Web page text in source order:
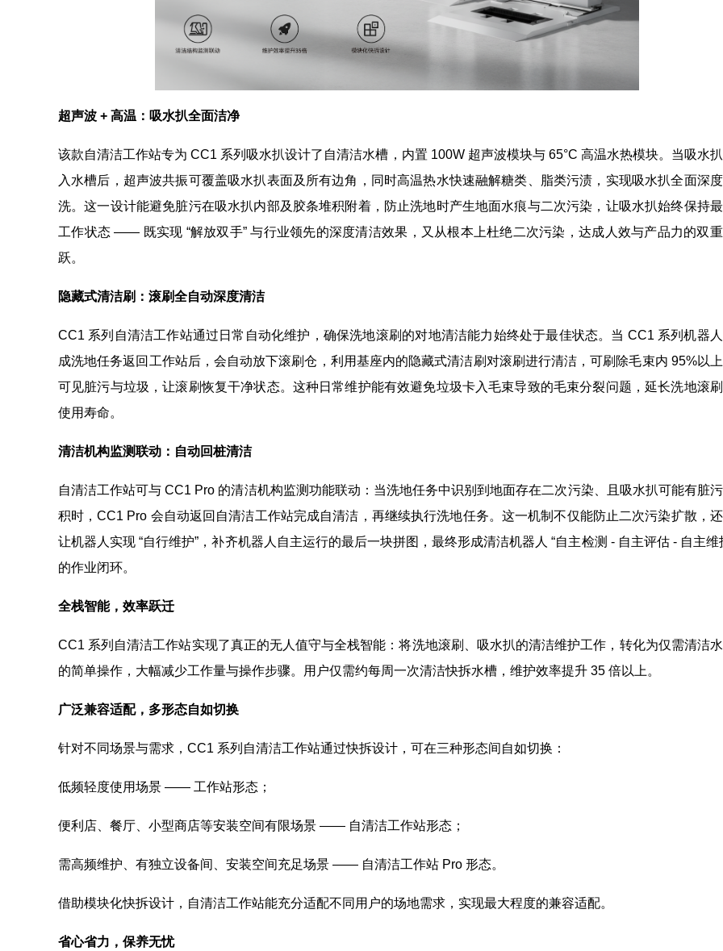
超声波 + 高温：吸水扒全面洁净
该款自清洁工作站专为 CC1 系列吸水扒设计了自清洁水槽，内置 100W 超声波模块与 65°C 高温水热模块。当吸水
入水槽后，超声波共振可覆盖吸水扒表面及所有边角，同时高温热水快速融解糖类、脂类污渍，实现吸水扒全面深
洗。这一设计能避免脏污在吸水扒内部及胶条堆积附着，防止洗地时产生地面水痕与二次污染，让吸水扒始终保持
工作状态 —— 既实现 “解放双手” 与行业领先的深度清洁效果，又从根本上杜绝二次污染，达成人效与产品力的双
跃。
隐藏式清洁刷：滚刷全自动深度清洁
CC1 系列自清洁工作站通过日常自动化维护，确保洗地滚刷的对地清洁能力始终处于最佳状态。当 CC1 系列机器
成洗地任务返回工作站后，会自动放下滚刷仓，利用基座内的隐藏式清洁刷对滚刷进行清洁，可刷除毛束内 95%以
可见脏污与垃圾，让滚刷恢复干净状态。这种日常维护能有效避免垃圾卡入毛束导致的毛束分裂问题，延长洗地滚
使用寿命。
清洁机构监测联动：自动回桩清洁
自清洁工作站可与 CC1 Pro 的清洁机构监测功能联动：当洗地任务中识别到地面存在二次污染、且吸水扒可能有脏
积时，CC1 Pro 会自动返回自清洁工作站完成自清洁，再继续执行洗地任务。这一机制不仅能防止二次污染扩散，
让机器人实现 “自行维护”，补齐机器人自主运行的最后一块拼图，最终形成清洁机器人 “自主检测 - 自主评估 - 自主维
的作业闭环。
全栈智能，效率跃迁
CC1 系列自清洁工作站实现了真正的无人值守与全栈智能：将洗地滚刷、吸水扒的清洁维护工作，转化为仅需清洁
的简单操作，大幅减少工作量与操作步骤。用户仅需约每周一次清洁快拆水槽，维护效率提升 35 倍以上。
广泛兼容适配，多形态自如切换
针对不同场景与需求，CC1 系列自清洁工作站通过快拆设计，可在三种形态间自如切换：
低频轻度使用场景 —— 工作站形态；
便利店、餐厅、小型商店等安装空间有限场景 —— 自清洁工作站形态；
需高频维护、有独立设备间、安装空间充足场景 —— 自清洁工作站 Pro 形态。
借助模块化快拆设计，自清洁工作站能充分适配不同用户的场地需求，实现最大程度的兼容适配。
省心省力，保养无忧